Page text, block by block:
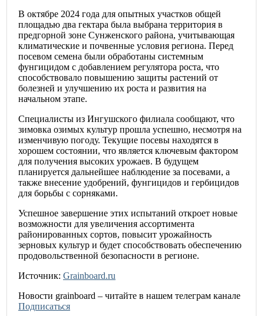
В октябре 2024 года для опытных участков общей
площадью два гектара была выбрана территория в
предгорной зоне Сунженского района, учитывающая
климатические и почвенные условия региона. Перед
посевом семена были обработаны системным
фунгицидом с добавлением регулятора роста, что
способствовало повышению защиты растений от
болезней и улучшению их роста и развития на
начальном этапе.
Специалисты из Ингушского филиала сообщают, что
зимовка озимых культур прошла успешно, несмотря на
изменчивую погоду. Текущие посевы находятся в
хорошем состоянии, что является ключевым фактором
для получения высоких урожаев. В будущем
планируется дальнейшее наблюдение за посевами, а
также внесение удобрений, фунгицидов и гербицидов
для борьбы с сорняками.
Успешное завершение этих испытаний откроет новые
возможности для увеличения ассортимента
районированных сортов, повысит урожайность
зерновых культур и будет способствовать обеспечению
продовольственной безопасности в регионе.
Источник: Grainboard.ru
Новости grainboard – читайте в нашем телеграм канале
Подписаться